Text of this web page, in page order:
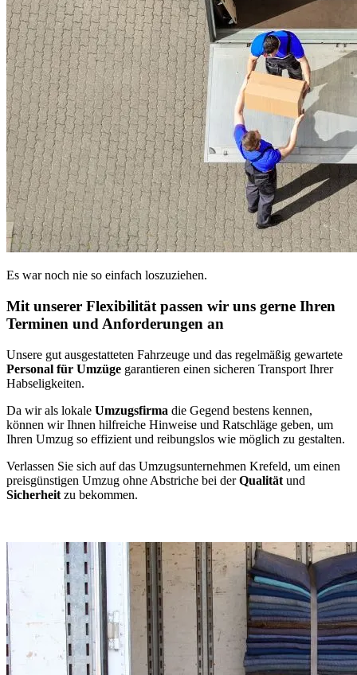
Es war noch nie so einfach loszuziehen.
Mit unserer Flexibilität passen wir uns gerne Ihren
Terminen und Anforderungen an
Unsere gut ausgestatteten Fahrzeuge und das regelmäßig gewartete
Personal für Umzüge garantieren einen sicheren Transport Ihrer
Habseligkeiten.
Da wir als lokale Umzugsfirma die Gegend bestens kennen,
können wir Ihnen hilfreiche Hinweise und Ratschläge geben, um
Ihren Umzug so effizient und reibungslos wie möglich zu gestalten.
Verlassen Sie sich auf das Umzugsunternehmen Krefeld, um einen
preisgünstigen Umzug ohne Abstriche bei derQualität und
Sicherheit zu bekommen.